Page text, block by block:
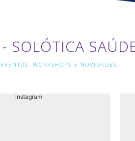
SOLÓTICA
WORKSHOPS E NOVIDADES.